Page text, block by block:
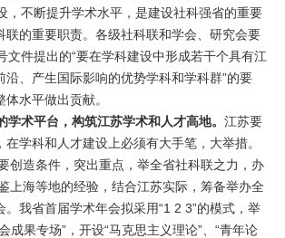
不断提升学术水平，是建设社科强省的重要
联的重要职责。各级社科联和学会、研究会要
文件提出的“要在学科建设中形成若干个具有江
沿、产生国际影响的优势学科和学科群”的要
水平做出贡献。
学术平台，构筑江苏学术和人才高地。 江苏要
学科和人才建设上必须有大手笔，大举措。
创造条件，突出重点，举全省社科联之力，办
上海等地的经验，结合江苏实际，筹备举办全
。我省首届学术年会拟采用“1 2 3”的模式，举
成果专场”，开设“马克思主义理论”、“青年论